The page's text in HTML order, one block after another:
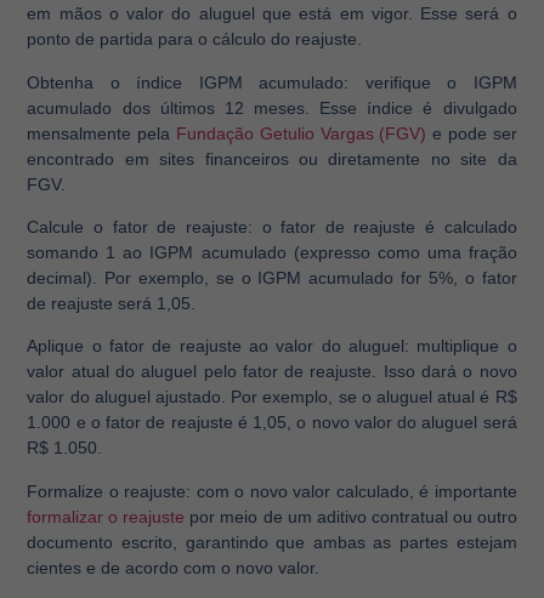
em mãos o valor do aluguel que está em vigor. Esse será o
ponto de partida para o cálculo do reajuste.
Obtenha o índice IGPM acumulado: verifique o IGPM
acumulado dos últimos 12 meses. Esse índice é divulgado
mensalmente pela Fundação Getulio Vargas (FGV) e pode ser
encontrado em sites financeiros ou diretamente no site da
FGV.
Calcule o fator de reajuste: o fator de reajuste é calculado
somando 1 ao IGPM acumulado (expresso como uma fração
decimal). Por exemplo, se o IGPM acumulado for 5%, o fator
de reajuste será 1,05.
Aplique o fator de reajuste ao valor do aluguel: multiplique o
valor atual do aluguel pelo fator de reajuste. Isso dará o novo
valor do aluguel ajustado. Por exemplo, se o aluguel atual é R$
1.000 e o fator de reajuste é 1,05, o novo valor do aluguel será
R$ 1.050.
Formalize o reajuste: com o novo valor calculado, é importante
formalizar o reajuste por meio de um aditivo contratual ou outro
documento escrito, garantindo que ambas as partes estejam
cientes e de acordo com o novo valor.